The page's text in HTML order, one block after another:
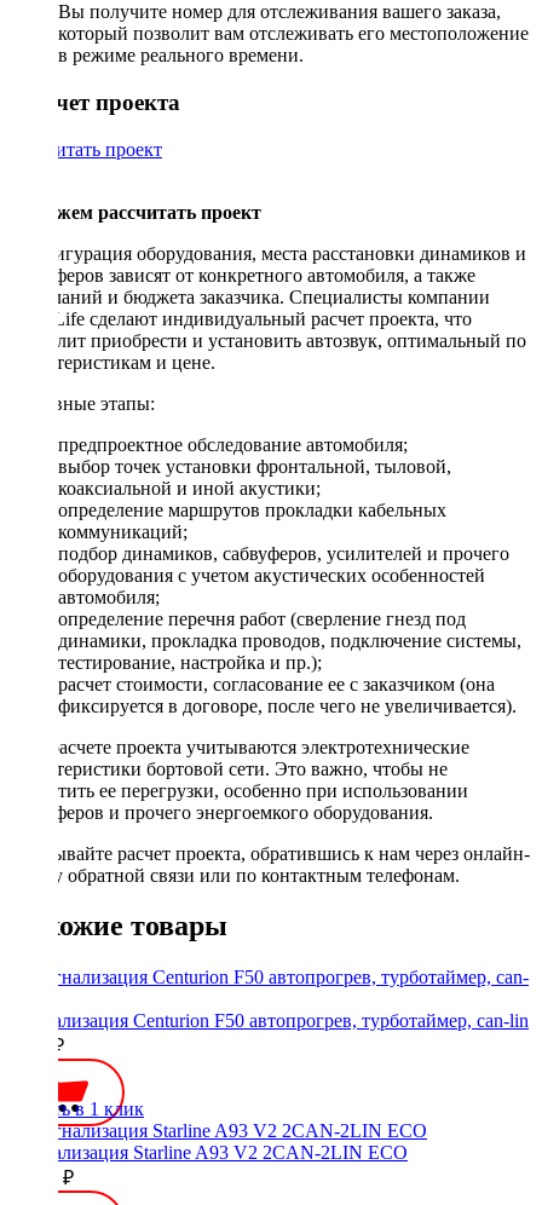
Вы получите номер для отслеживания вашего заказа,
который позволит вам отслеживать его местоположение
в режиме реального времени.
Рассчет проекта
Рассчитать проект
Поможем рассчитать проект
Конфигурация оборудования, места расстановки динамиков и
сабвуферов зависят от конкретного автомобиля, а также
пожеланий и бюджета заказчика. Специалисты компании
DriveLife сделают индивидуальный расчет проекта, что
позволит приобрести и установить автозвук, оптимальный по
характеристикам и цене.
Основные этапы:
предпроектное обследование автомобиля;
выбор точек установки фронтальной, тыловой,
коаксиальной и иной акустики;
определение маршрутов прокладки кабельных
коммуникаций;
подбор динамиков, сабвуферов, усилителей и прочего
оборудования с учетом акустических особенностей
автомобиля;
определение перечня работ (сверление гнезд под
динамики, прокладка проводов, подключение системы,
тестирование, настройка и пр.);
расчет стоимости, согласование ее с заказчиком (она
фиксируется в договоре, после чего не увеличивается).
При расчете проекта учитываются электротехнические
характеристики бортовой сети. Это важно, чтобы не
допустить ее перегрузки, особенно при использовании
сабвуферов и прочего энергоемкого оборудования.
Заказывайте расчет проекта, обратившись к нам через онлайн-
форму обратной связи или по контактным телефонам.
Похожие товары
Сигнализация Centurion F50 автопрогрев, турботаймер, can-lin
8000 ₽
Купить в 1 клик
Сигнализация Starline A93 V2 2CAN-2LIN ECO
18150 ₽